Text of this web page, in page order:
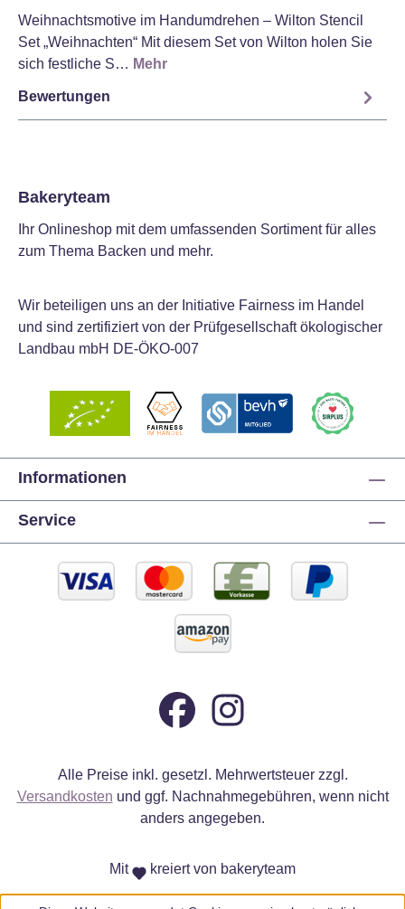
Weihnachtsmotive im Handumdrehen – Wilton Stencil
Set „Weihnachten“ Mit diesem Set von Wilton holen Sie
sich festliche S… Mehr
Bewertungen
Bakeryteam
Ihr Onlineshop mit dem umfassenden Sortiment für alles
zum Thema Backen und mehr.
Wir beteiligen uns an der Initiative Fairness im Handel
und sind zertifiziert von der Prüfgesellschaft ökologischer
Landbau mbH DE-ÖKO-007
Informationen
Service
Alle Preise inkl. gesetzl. Mehrwertsteuer zzgl.
Versandkosten und ggf. Nachnahmegebühren, wenn nicht
anders angegeben.
Mit kreiert von bakeryteam